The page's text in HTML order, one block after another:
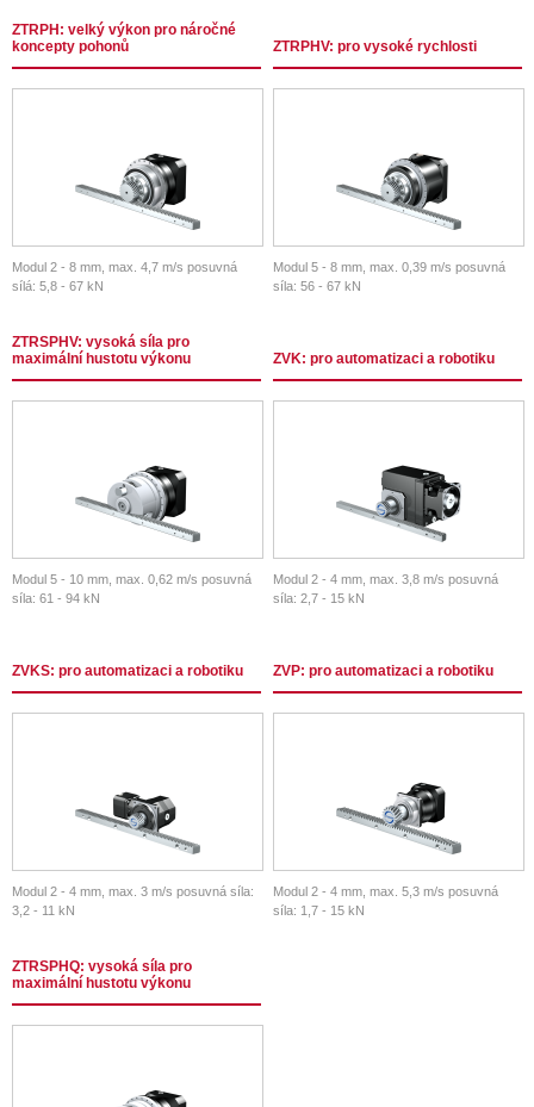
ZTRPH: velký výkon pro náročné
koncepty pohonů
Modul 2 - 8 mm, max. 4,7 m/s posuvná
sílá: 5,8 - 67 kN
ZTRPHV: pro vysoké rychlosti
Modul 5 - 8 mm, max. 0,39 m/s posuvná
síla: 56 - 67 kN
ZTRSPHV: vysoká síla pro
maximální hustotu výkonu
Modul 5 - 10 mm, max. 0,62 m/s posuvná
síla: 61 - 94 kN
ZVK: pro automatizaci a robotiku
Modul 2 - 4 mm, max. 3,8 m/s posuvná
síla: 2,7 - 15 kN
ZVKS: pro automatizaci a robotiku
Modul 2 - 4 mm, max. 3 m/s posuvná síla:
3,2 - 11 kN
ZVP: pro automatizaci a robotiku
Modul 2 - 4 mm, max. 5,3 m/s posuvná
síla: 1,7 - 15 kN
ZTRSPHQ: vysoká síla pro
maximální hustotu výkonu